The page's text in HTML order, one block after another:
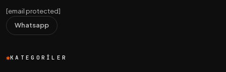
[email protected]
Whatsapp
KATEGORILER